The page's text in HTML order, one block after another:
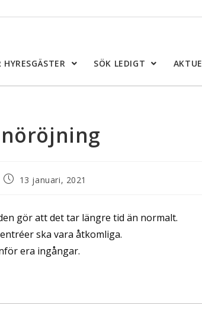
HYRESGÄSTER SÖK LEDIGT
13 januari, 2021
gör att det tar längre tid än normalt.
ska vara åtkomliga.
era ingångar.